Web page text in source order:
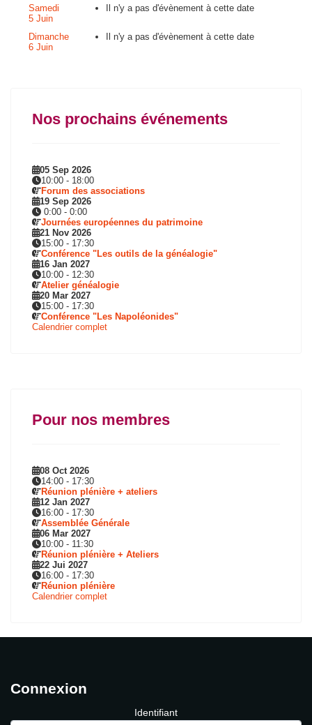
Samedi
5 Juin
Il n'y a pas d'évènement à cette date
Dimanche
6 Juin
Il n'y a pas d'évènement à cette date
Nos prochains événements
05 Sep 2026
10:00 - 18:00
Forum des associations
19 Sep 2026
0:00 - 0:00
Journées européennes du patrimoine
21 Nov 2026
15:00 - 17:30
Conférence "Les outils de la généalogie"
16 Jan 2027
10:00 - 12:30
Atelier généalogie
20 Mar 2027
15:00 - 17:30
Conférence "Les Napoléonides"
Calendrier complet
Pour nos membres
08 Oct 2026
14:00 - 17:30
Réunion plénière + ateliers
12 Jan 2027
16:00 - 17:30
Assemblée Générale
06 Mar 2027
10:00 - 11:30
Réunion plénière + Ateliers
22 Jui 2027
16:00 - 17:30
Réunion plénière
Calendrier complet
Connexion
Identifiant